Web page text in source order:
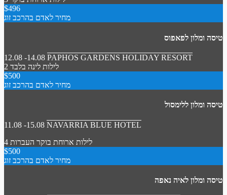
$496
מחיר לאדם בהרכב זוג
טיסה ומלון לפאפוס
12.08 -14.08 PAPHOS GARDENS HOLIDAY RESORT
2 לילות לינה בלבד
$500
מחיר לאדם בהרכב זוג
טיסה ומלון ללימסול
11.08 -15.08 NAVARRIA BLUE HOTEL
4 לילות ארוחת בוקר העברות
$500
מחיר לאדם בהרכב זוג
טיסה ומלון לאיה נאפה